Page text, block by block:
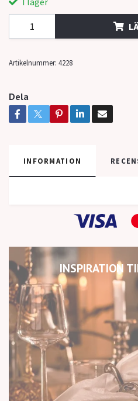
INSPIRATION
Artikelnummer: 4228
Dela
INFORMATION